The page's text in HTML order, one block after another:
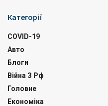
Категорії
COVID-19
Авто
Блоги
Війна З Рф
Головне
Економіка